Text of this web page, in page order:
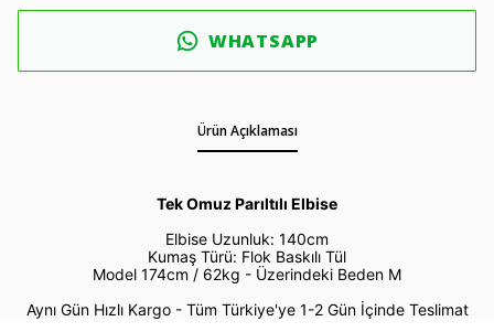
WHATSAPP
Ürün Açıklaması
Tek Omuz Parıltılı Elbise
Elbise Uzunluk: 140cm
Kumaş Türü: Flok Baskılı Tül
Model 174cm / 62kg - Üzerindeki Beden M
Aynı Gün Hızlı Kargo - Tüm Türkiye'ye 1-2 Gün İçinde Teslimat